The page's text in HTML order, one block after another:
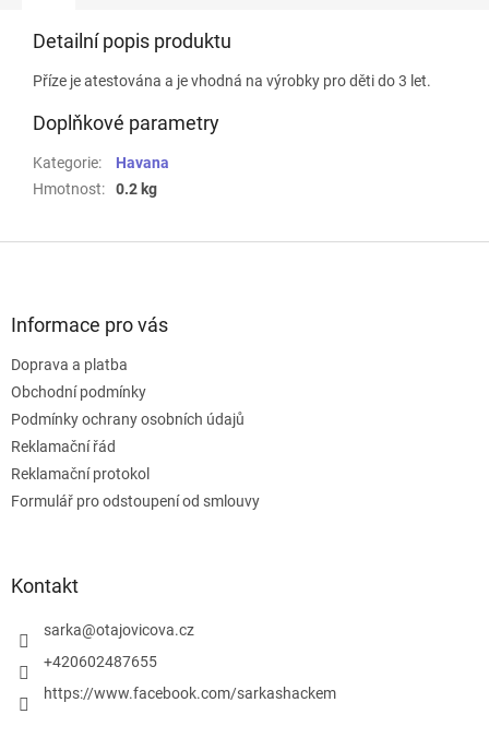
Detailní popis produktu
Příze je atestována a je vhodná na výrobky pro děti do 3 let.
Doplňkové parametry
Kategorie:
Havana
Hmotnost: 0.2 kg
Informace pro vás
Doprava a platba
Obchodní podmínky
Podmínky ochrany osobních údajů
Reklamační řád
Reklamační protokol
Formulář pro odstoupení od smlouvy
Kontakt
sarka@otajovicova.cz
+420602487655
https://www.facebook.com/sarkashackem